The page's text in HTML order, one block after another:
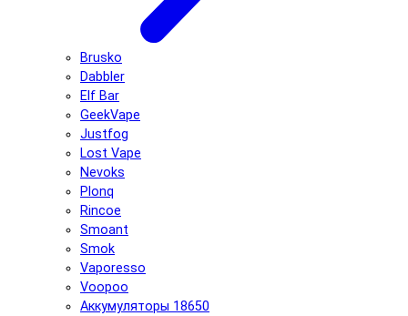
Brusko
Dabbler
Elf Bar
GeekVape
Justfog
Lost Vape
Nevoks
Plonq
Rincoe
Smoant
Smok
Vaporesso
Voopoo
Аккумуляторы 18650